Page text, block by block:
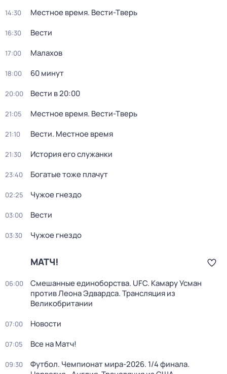
14:30 Местное время. Вести-Тверь
16:30 Вести
17:00 Малахов
18:00 60 минут
20:00 Вести в 20:00
21:05 Местное время. Вести-Тверь
21:10 Вести. Местное время
21:30 История его служанки
23:40 Богатые тоже плачут
02:25 Чужое гнездо
03:00 Вести
03:30 Чужое гнездо
МАТЧ!
06:00
Смешанные единоборства. UFC. Камару Усман
против Леона Эдвардса. Трансляция из
Великобритании
07:00 Новости
07:05 Все на Матч!
09:30
Футбол. Чемпионат мира-2026. 1/4 финала.